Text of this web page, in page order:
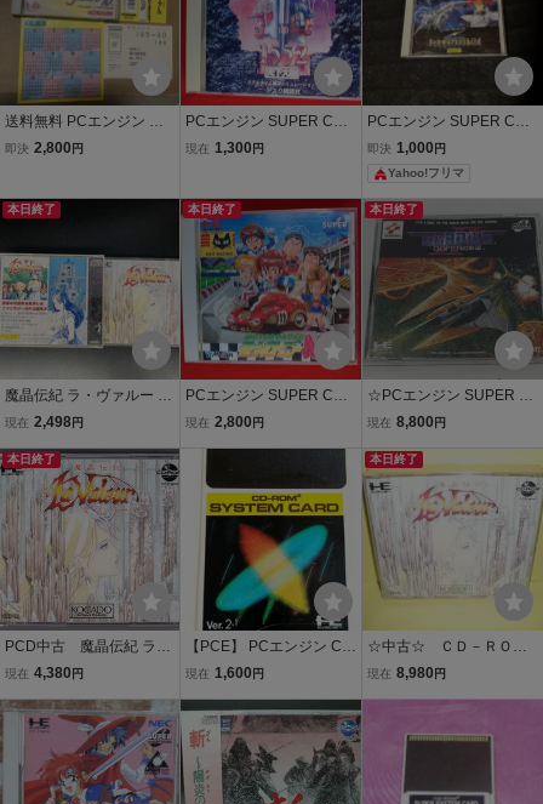
送料無料 PCエンジン と
きめきメモリアル 帯 ハガ
ngine SCD Super CDRO
即決 2,800 円
PCエンジン SUPER CD-
ROM2 1552 天下大乱
現在 1,300 円
PCエンジン SUPER CD-
ROM スーパーシュヴァル
ツシルト 工画堂スタジオ
即決 1,000 円
Yahoo!フリマ
本日終了
魔晶伝紀 ラ・ヴァルー 商
品説明必読！！
現在 2,498円
本日終了
PCエンジン SUPER CD-
ROM2 モトローダーMC
現在 2,800 円
本日終了
☆PCエンジン SUPER C
D-ROM グラディウスII G
現在 8,800 円
本日終了
PCD中古 魔晶伝紀 ラ・
ヴァルー 【管理番号：7
現在 4,380 円
【PCE】 PCエンジン CD
-ROM2 SYSTEM CARD V
M2 システムカード NEC
動作確認済み
現在 1,600 円
本日終了
☆中古☆ ＣＤ－ＲＯ
㎡ 【魔晶伝紀 ラ・ヴ
現在 8,980 円